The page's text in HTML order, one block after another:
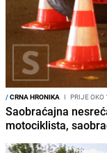
/CRNA HRONIKA I PRIJE OKO
Saobraćajna
motociklista,